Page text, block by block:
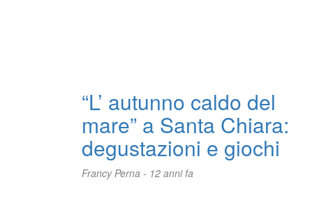
“L’ autunno caldo del
mare” a Santa Chiara:
degustazioni e giochi
Francy Perna - 12 anni fa